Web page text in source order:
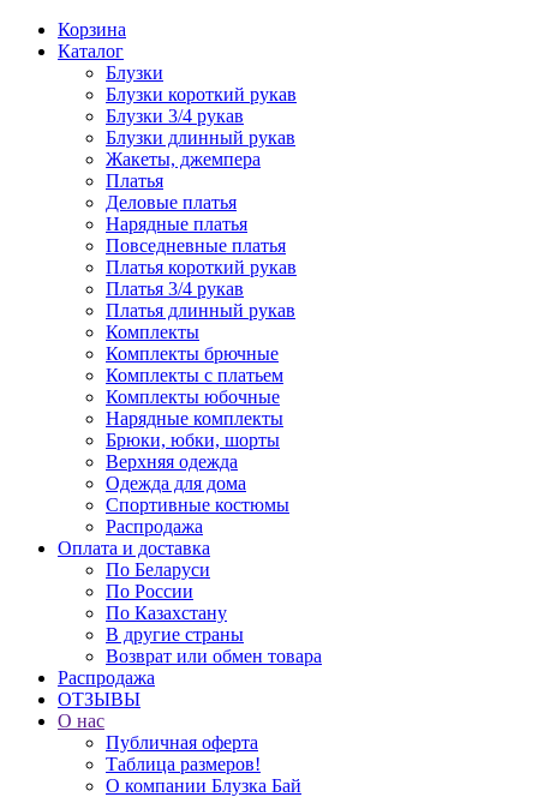
Корзина
Каталог
Блузки
Блузки короткий рукав
Блузки 3/4 рукав
Блузки длинный рукав
Жакеты, джемпера
Платья
Деловые платья
Нарядные платья
Повседневные платья
Платья короткий рукав
Платья 3/4 рукав
Платья длинный рукав
Комплекты
Комплекты брючные
Комплекты с платьем
Комплекты юбочные
Нарядные комплекты
Брюки, юбки, шорты
Верхняя одежда
Одежда для дома
Спортивные костюмы
Распродажа
Оплата и доставка
По Беларуси
По России
По Казахстану
В другие страны
Возврат или обмен товара
Распродажа
ОТЗЫВЫ
О нас
Публичная оферта
Таблица размеров!
О компании Блузка Бай